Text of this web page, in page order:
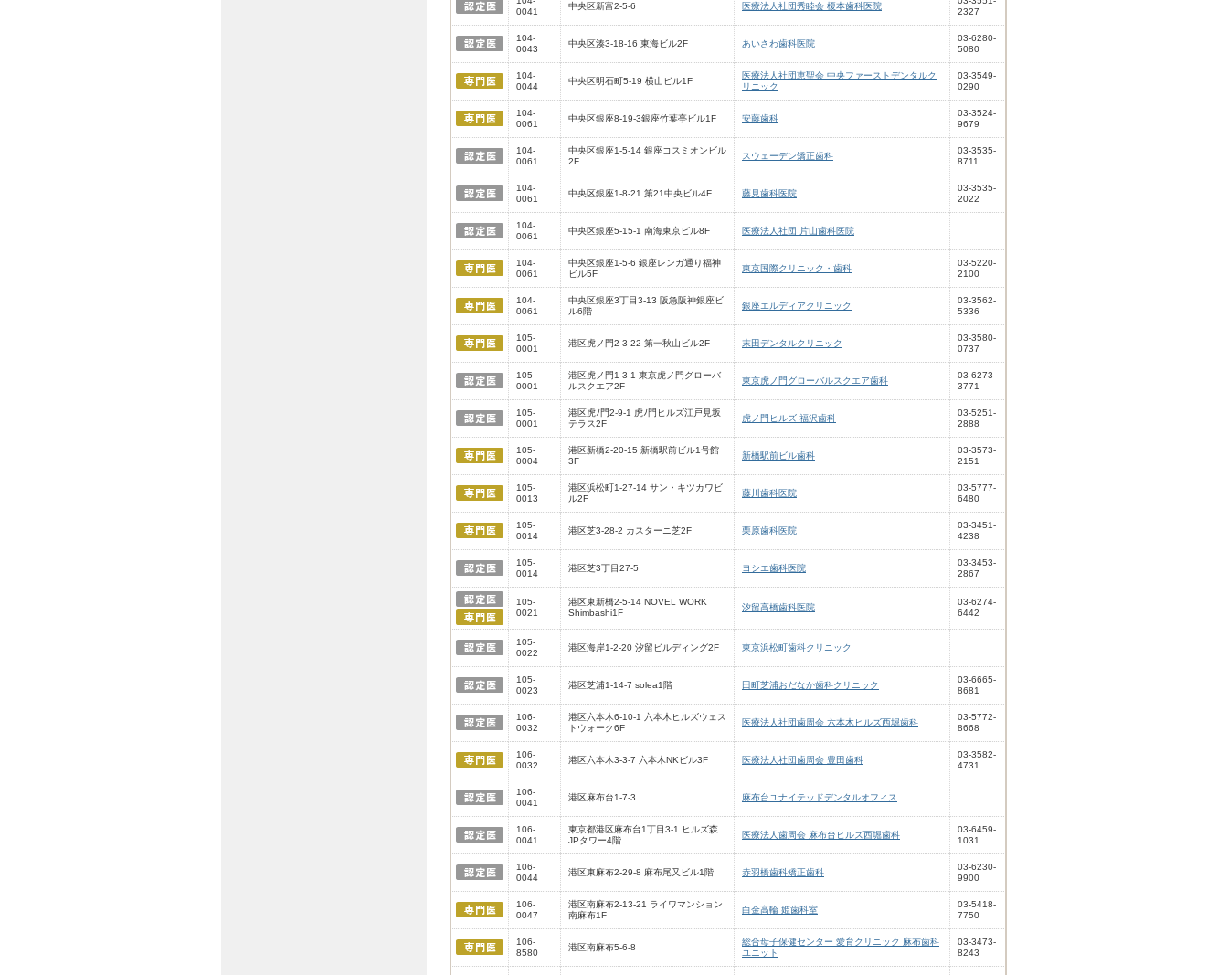
0041
中央区新富2-5-6 医療法人社団秀睦会 榎本歯科医院
2327
104-
0043
中央区湊3-18-16 東海ビル2F あいさわ歯科医院
03-6280-
5080
104-
0044
中央区明石町5-19 横山ビル1F
医療法人社団恵聖会 中央ファーストデンタルク
リニック
03-3549-
0290
104-
0061
中央区銀座8-19-3銀座竹葉亭ビル1F 安藤歯科
03-3524-
9679
104-
0061
中央区銀座1-5-14 銀座コスミオンビル
2F
スウェーデン矯正歯科
03-3535-
8711
104-
0061
中央区銀座1-8-21 第21中央ビル4F 藤見歯科医院
03-3535-
2022
104-
0061
中央区銀座5-15-1 南海東京ビル8F 医療法人社団 片山歯科医院
104-
0061
中央区銀座1-5-6 銀座レンガ通り福神
ビル5F
東京国際クリニック・歯科
03-5220-
2100
104-
0061
中央区銀座3丁目3-13 阪急阪神銀座ビ
ル6階
銀座エルディアクリニック
03-3562-
5336
105-
0001
港区虎ノ門2-3-22 第一秋山ビル2F 末田デンタルクリニック
03-3580-
0737
105-
0001
港区虎ノ門1-3-1 東京虎ノ門グローバ
ルスクエア2F
東京虎ノ門グローバルスクエア歯科
03-6273-
3771
105-
0001
港区虎ﾉ門2-9-1 虎ﾉ門ヒルズ江戸見坂
テラス2F
虎ノ門ヒルズ 福沢歯科
03-5251-
2888
105-
0004
港区新橋2-20-15 新橋駅前ビル1号館
3F
新橋駅前ビル歯科
03-3573-
2151
105-
0013
港区浜松町1-27-14 サン・キツカワビ
ル2F
藤川歯科医院
03-5777-
6480
105-
0014
港区芝3-28-2 カスターニ芝2F 栗原歯科医院
03-3451-
4238
105-
0014
港区芝3丁目27-5 ヨシエ歯科医院
03-3453-
2867
105-
0021
港区東新橋2-5-14 NOVEL WORK
Shimbashi1F
汐留高橋歯科医院
03-6274-
6442
105-
0022
港区海岸1-2-20 汐留ビルディング2F 東京浜松町歯科クリニック
105-
0023
港区芝浦1-14-7 solea1階 田町芝浦おだなか歯科クリニック
03-6665-
8681
106-
0032
港区六本木6-10-1 六本木ヒルズウェス
トウォーク6F
医療法人社団歯周会 六本木ヒルズ西堀歯科
03-5772-
8668
106-
0032
港区六本木3-3-7 六本木NKビル3F 医療法人社団歯周会 豊田歯科
03-3582-
4731
106-
0041
港区麻布台1-7-3 麻布台ユナイテッドデンタルオフィス
106-
0041
東京都港区麻布台1丁目3-1 ヒルズ森
JPタワー4階
医療法人歯周会 麻布台ヒルズ西堀歯科
03-6459-
1031
106-
0044
港区東麻布2-29-8 麻布尾又ビル1階 赤羽橋歯科矯正歯科
03-6230-
9900
106-
0047
港区南麻布2-13-21 ライワマンション
南麻布1F
白金高輪 姫歯科室
03-5418-
7750
106-
8580
港区南麻布5-6-8
総合母子保健センター 愛育クリニック 麻布歯科
ユニット
03-3473-
8243